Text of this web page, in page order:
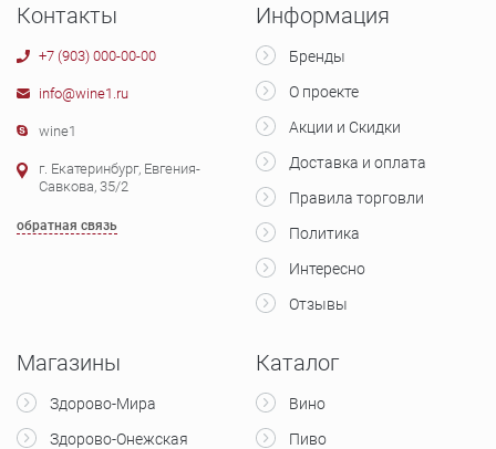
Контакты
+7 (903) 000-00-00
info@wine1.ru
wine1
г. Екатеринбург, Евгения-
Савкова, 35/2
обратная связь
Информация
Бренды
О проекте
Акции и Скидки
Доставка и оплата
Правила торговли
Политика
Интересно
Отзывы
Магазины
Здорово-Мира
Здорово-Онежская
Каталог
Вино
Пиво